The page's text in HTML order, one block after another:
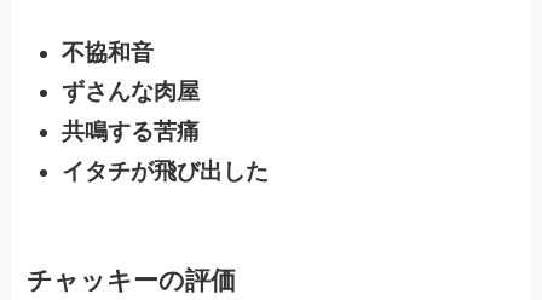
不協和音
ずさんな肉屋
共鳴する苦痛
イタチが飛び出した
チャッキーの評価